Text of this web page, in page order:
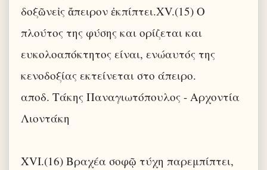
δοξῶνεἰς ἄπειρον ἐκπίπτει.XV.(15) Ο
πλούτος της φύσης και ορίζεται και
ευκολοαπόκτητος είναι, ενώαυτός της
κενοδοξίας εκτείνεται στο άπειρο.
αποδ. Τάκης Παναγιωτόπουλος - Αρχοντία
Λιοντάκη
XVI.(16) Βραχέα σοφῷ τύχη παρεμπίπτει,